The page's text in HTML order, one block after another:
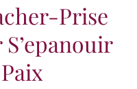
Prise